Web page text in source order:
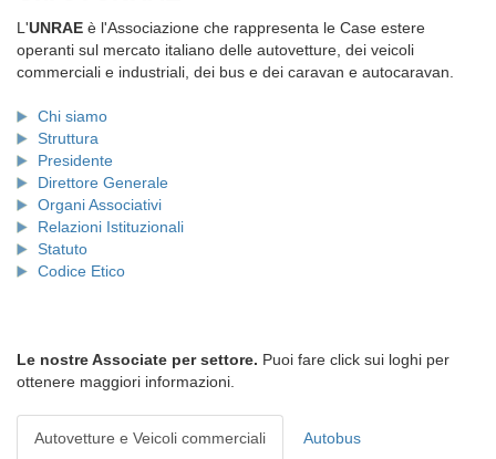
L'UNRAE è l'Associazione che rappresenta le Case estere
operanti sul mercato italiano delle autovetture, dei veicoli
commerciali e industriali, dei bus e dei caravan e autocaravan.
Chi siamo
Struttura
Presidente
Direttore Generale
Organi Associativi
Relazioni Istituzionali
Statuto
Codice Etico
Le nostre Associate per settore. Puoi fare click sui loghi per
ottenere maggiori informazioni.
Autovetture e Veicoli commerciali Autobus